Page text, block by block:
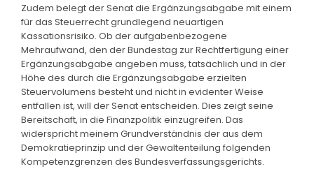
Zudem belegt der Senat die Ergänzungsabgabe mit einem
für das Steuerrecht grundlegend neuartigen
Kassationsrisiko. Ob der aufgabenbezogene
Mehraufwand, den der Bundestag zur Rechtfertigung einer
Ergänzungsabgabe angeben muss, tatsächlich und in der
Höhe des durch die Ergänzungsabgabe erzielten
Steuervolumens besteht und nicht in evidenter Weise
entfallen ist, will der Senat entscheiden. Dies zeigt seine
Bereitschaft, in die Finanzpolitik einzugreifen. Das
widerspricht meinem Grundverständnis der aus dem
Demokratieprinzip und der Gewaltenteilung folgenden
Kompetenzgrenzen des Bundesverfassungsgerichts.